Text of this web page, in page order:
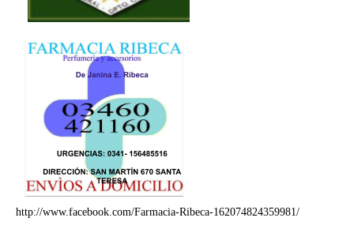
http://www.facebook.com/Farmacia-Ribeca-162074824359981/